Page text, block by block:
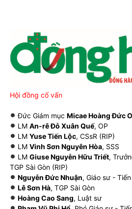
Hội đồng cố vấn
Đức Giám mục Micae Hoàng Đức
LM An-rê Đỗ Xuân Quế, OP
LM Yuse Tiến Lộc, CSsR (RIP)
LM Vinh Sơn Nguyên Hòa, SSS
LM Giuse Nguyễn Hữu Triết,
TGP Sài Gòn (RIP)
Nguyễn Đức Nhuận, Giáo sư -
Lê Sơn Hà, TGP Sài Gòn
Hoàng Cao Sang, Luật sư